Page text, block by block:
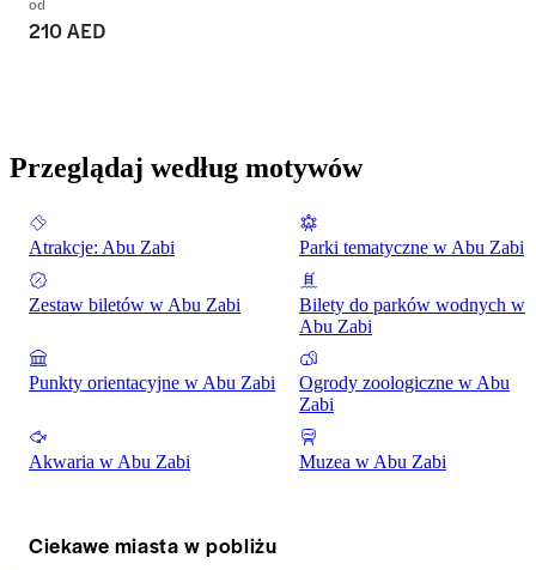
210 AED
Przeglądaj według motywów
Atrakcje: Abu Zabi Parki tematyczne w Abu Zabi
Zestaw biletów w Abu Zabi
Bilety do parków wodnych w
Abu Zabi
Punkty orientacyjne w Abu Zabi
Ogrody zoologiczne w Abu
Zabi
Akwaria w Abu Zabi Muzea w Abu Zabi
Ciekawe miasta w pobliżu